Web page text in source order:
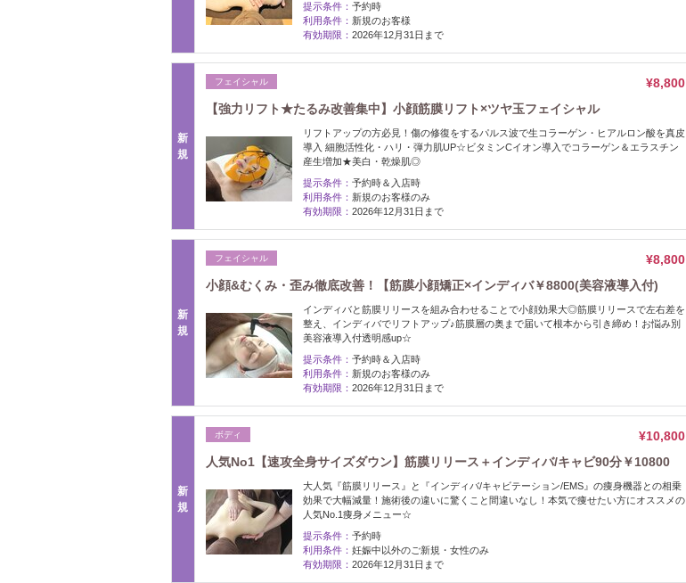
提示条件： 予約時
利用条件： 新規のお客様
有効期限： 2026年12月31日まで
新
規
フェイシャル
¥8,800
【強力リフト★たるみ改善集中】小顔筋膜リフト×ツヤ玉フェイシャル
リフトアップの方必見！傷の修復をするパルス波で生コラーゲン・ヒアルロン酸を真皮
導入 細胞活性化・ハリ・弾力肌UP☆ビタミンCイオン導入でコラーゲン＆エラスチン
産生増加★美白・乾燥肌◎
提示条件： 予約時＆入店時
利用条件： 新規のお客様のみ
有効期限： 2026年12月31日まで
新
規
フェイシャル
¥8,800
小顔&むくみ・歪み徹底改善！【筋膜小顔矯正×インディバ￥8800(美容液導入付)
インディバと筋膜リリースを組み合わせることで小顔効果大◎筋膜リリースで左右差を
整え、インディバでリフトアップ♪筋膜層の奥まで届いて根本から引き締め！お悩み別
美容液導入付透明感up☆
提示条件： 予約時＆入店時
利用条件： 新規のお客様のみ
有効期限： 2026年12月31日まで
新
規
ボディ
¥10,800
人気No1【速攻全身サイズダウン】筋膜リリース＋インディバ/キャビ90分￥10800
大人気『筋膜リリース』と『インディバ/キャビテーション/EMS』の痩身機器との相乗
効果で大幅減量！施術後の違いに驚くこと間違いなし！本気で痩せたい方にオススメの
人気No.1痩身メニュー☆
提示条件： 予約時
利用条件： 妊娠中以外のご新規・女性のみ
有効期限： 2026年12月31日まで